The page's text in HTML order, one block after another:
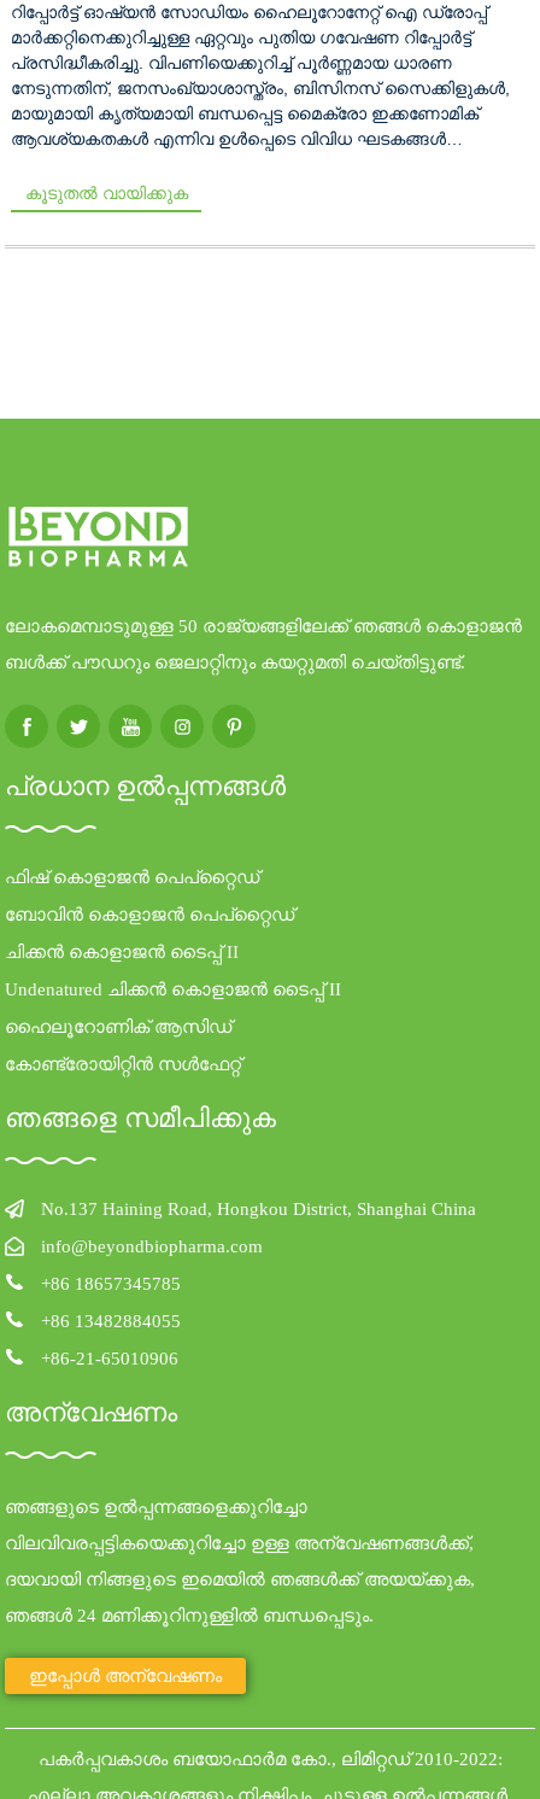
റിപ്പോർട്ട് ഓഷ്യൻ സോഡിയം ഹൈലൂറോനേറ്റ് ഐ ഡ്രോപ്പ്
മാർക്കറ്റിനെക്കുറിച്ചുള്ള ഏറ്റവും പുതിയ ഗവേഷണ റിപ്പോർട്ട്
പ്രസിദ്ധീകരിച്ചു. വിപണിയെക്കുറിച്ച് പൂർണ്ണമായ ധാരണ
നേടുന്നതിന്, ജനസംഖ്യാശാസ്ത്രം, ബിസിനസ് സൈക്കിളുകൾ,
മായുമായി കൃത്യമായി ബന്ധപ്പെട്ട മൈക്രോ ഇക്കണോമിക്
ആവശ്യകതകൾ എന്നിവ ഉൾപ്പെടെ വിവിധ ഘടകങ്ങൾ
കൂടുതൽ വായിക്കുക
ലോകമെമ്പാടുമുള്ള 50 രാജ്യങ്ങളിലേക്ക് ഞങ്ങൾ കൊളാജൻ
ബൾക്ക് പൗഡറും ജെലാറ്റിനും കയറ്റുമതി ചെയ്തിട്ടുണ്ട്.
പ്രധാന ഉൽപ്പന്നങ്ങൾ
ഫിഷ് കൊളാജൻ പെപ്റ്റൈഡ്
ബോവിൻ കൊളാജൻ പെപ്റ്റൈഡ്
ചിക്കൻ കൊളാജൻ ടൈപ്പ് II
Undenatured ചിക്കൻ കൊളാജൻ ടൈപ്പ് II
ഹൈലൂറോണിക് ആസിഡ്
കോണ്ട്രോയിറ്റിൻ സൾഫേറ്റ്
ഞങ്ങളെ സമീപിക്കുക
No.137 Haining Road, Hongkou District, Shanghai China
info@beyondbiopharma.com
+86 18657345785
+86 13482884055
+86-21-65010906
അന്വേഷണം
ഞങ്ങളുടെ ഉൽപ്പന്നങ്ങളെക്കുറിച്ചോ
വിലവിവരപ്പട്ടികയെക്കുറിച്ചോ ഉള്ള അന്വേഷണങ്ങൾക്ക്,
ദയവായി നിങ്ങളുടെ ഇമെയിൽ ഞങ്ങൾക്ക് അയയ്ക്കുക,
ഞങ്ങൾ 24 മണിക്കൂറിനുള്ളിൽ ബന്ധപ്പെടും.
ഇപ്പോൾ അന്വേഷണം
പകർപ്പവകാശം ബയോഫാർമ കോ., ലിമിറ്റഡ് 2010-2022: